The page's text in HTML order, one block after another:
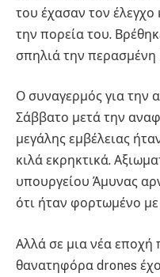
του έχασαν τον
την πορεία του.
σπηλιά την
Ο συναγερμός για την
Σάββατο μετά την
μεγάλης εμβέλειας
κιλά εκρηκτικά.
υπουργείου Άμυνας
ότι ήταν φορτωμένο
Αλλά σε μια νέα
θανατηφόρα drones